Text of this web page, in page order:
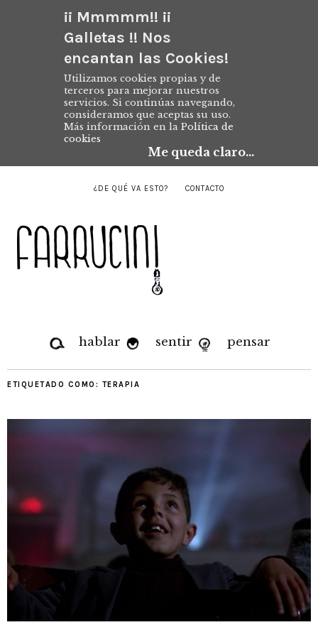
¡¡ Mmmmm!! ¡¡
Galletas !! Nos
encantan las Cookies!
Utilizamos cookies propias y de
terceros para mejorar nuestros
servicios. Si continúas navegando,
consideramos que aceptas su uso.
Más información en la Política de
cookies
Me queda claro...
¿DE QUÉ VA ESTO? CONTACTO
hablar sentir pensar
ETIQUETADO COMO: TERAPIA